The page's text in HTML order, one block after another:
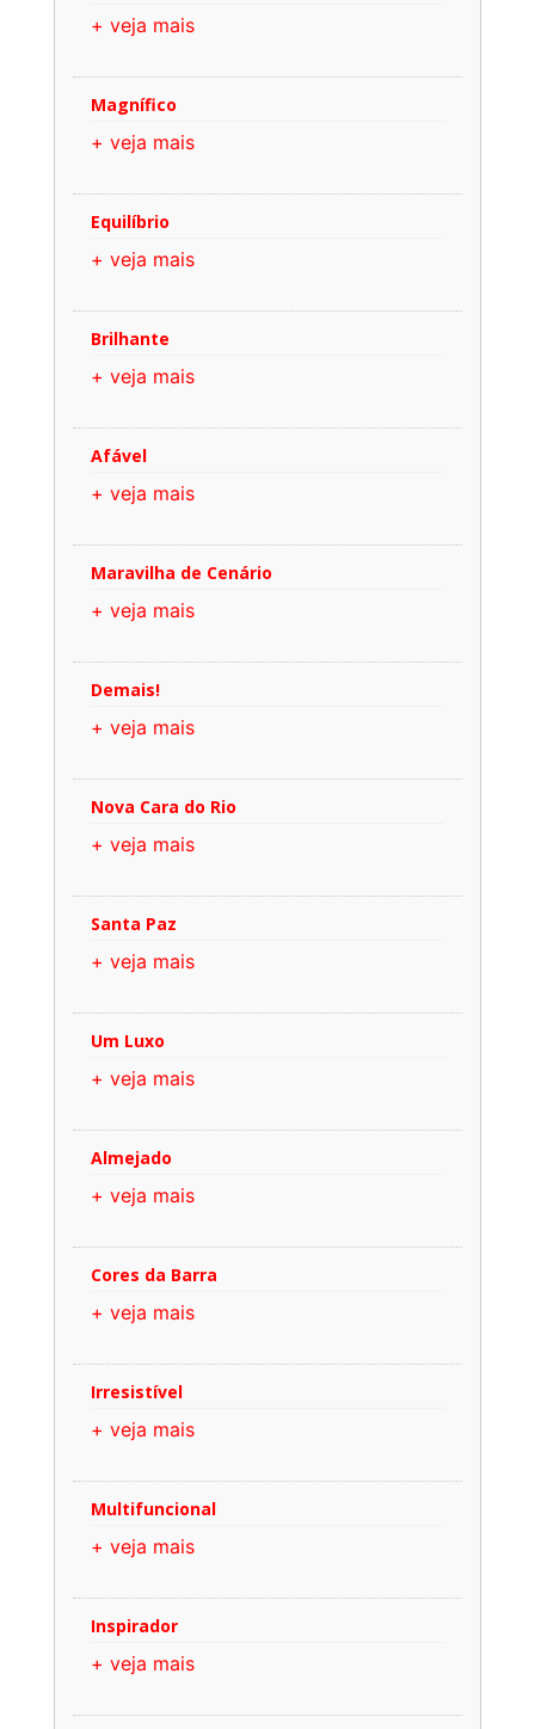
+ veja mais
Magnífico
+ veja mais
Equilíbrio
+ veja mais
Brilhante
+ veja mais
Afável
+ veja mais
Maravilha de Cenário
+ veja mais
Demais!
+ veja mais
Nova Cara do Rio
+ veja mais
Santa Paz
+ veja mais
Um Luxo
+ veja mais
Almejado
+ veja mais
Cores da Barra
+ veja mais
Irresistível
+ veja mais
Multifuncional
+ veja mais
Inspirador
+ veja mais